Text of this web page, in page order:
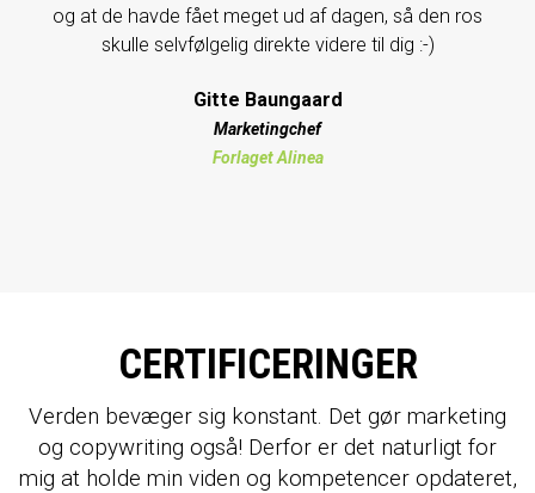
og at de havde fået meget ud af dagen, så den ros
skulle selvfølgelig direkte videre til dig :-)
Gitte Baungaard
Marketingchef
Forlaget Alinea
CERTIFICERINGER
Verden bevæger sig konstant. Det gør marketing
og copywriting også! Derfor er det naturligt for
mig at holde min viden og kompetencer opdateret,